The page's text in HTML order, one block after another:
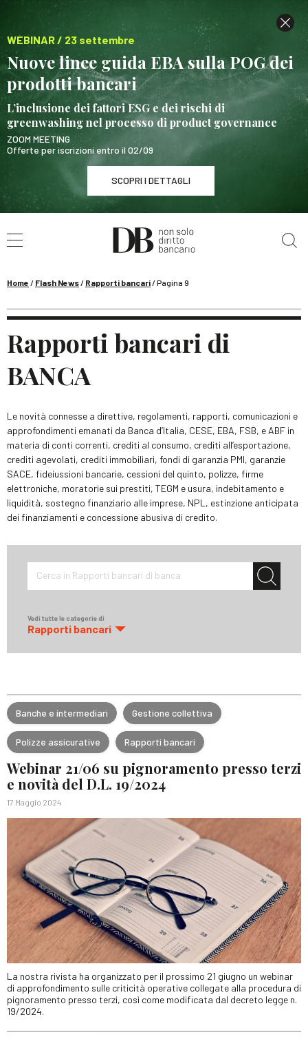
WEBINAR / 23 settembre
Nuove linee guida EBA sulla POG dei
prodotti bancari
L’inclusione dei fattori ESG e dei rischi di
greenwashing nel processo di product governance
ZOOM MEETING
Offerte per iscrizioni entro il 02/09
SCOPRI I DETTAGLI
WEBINAR / 23 settembre
Nuove linee guida EBA sulla POG dei prodotti
SCOPRI I DETTAGLI
Home / Flash News/ Rapporti bancari/Pagina 9
Rapporti bancari di
BANCA
Le novità connesse a direttive, regolamenti, rapporti, comunicazioni e
approfondimenti emanati da Banca d’Italia, CESE, EBA, FSB, e ABF in
materia di conti correnti, crediti al consumo, crediti all’esportazione,
crediti agevolati, crediti immobiliari, fondi di garanzia PMI, garanzie
SACE, fideiussioni bancarie, cessioni del quinto, polizze, firme
elettroniche, moratorie sui prestiti, TEGM e usura, indebitamento e
liquidità, sostegno finanziario alle imprese, NPL, estinzione anticipata
dei finanziamenti e concessione abusiva di credito.
Cerca in Rapporti bancari di banca
Vedi tutte le categorie di
Rapporti bancari
Banche e intermediari Gestione collettiva
Polizze assicurative Rapporti bancari
Webinar 21/06 su pignoramento presso terzi
e novità del D.L. 19/2024
17 Maggio 2024
La nostra rivista ha organizzato per il prossimo 21 giugno un webinar
di approfondimento sulle criticità operative collegate alla procedura di
pignoramento presso terzi, così come modificata dal decreto legge n.
19/2024.